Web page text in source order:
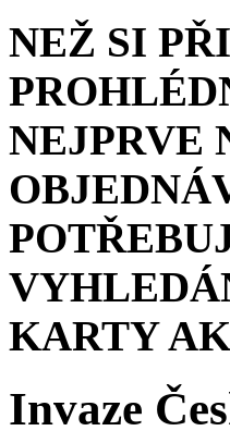
NEŽ SI
NEJPRVE
KARTY
Invaze